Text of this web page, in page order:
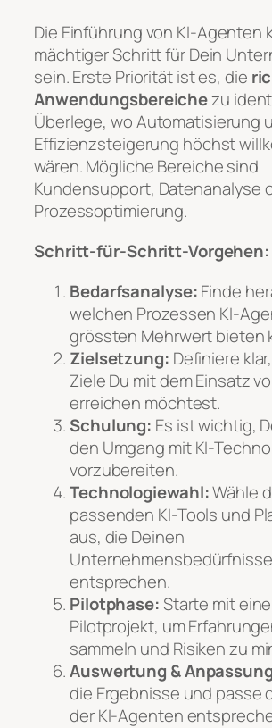
Die Einführung von KI-Agenten
mächtiger Schritt für Dein
sein. Erste Priorität ist es, die
Anwendungsbereichezu
Überlege, wo Automatisierung
Effizienzsteigerung höchst
wären. Mögliche Bereiche sind
Kundensupport, Datenanalyse
Prozessoptimierung.
Schritt-für-Schritt-Vorgehen:
Bedarfsanalyse:Finde
welchen Prozessen KI-
grössten Mehrwert bieten
Zielsetzung: Definiere
Ziele Du mit dem Einsatz
erreichen möchtest.
Schulung: Es ist wichtig,
den Umgang mit KI-
vorzubereiten.
Technologiewahl:Wähle
passenden KI-Tools und
aus, die Deinen
entsprechen.
Pilotphase:Starte mit
Pilotprojekt, um
sammeln und Risiken zu
Auswertung &
die Ergebnisse und passe
der KI-Agenten